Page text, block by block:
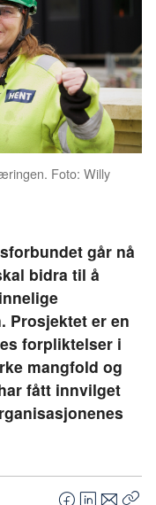
Foto: Willy
går nå
bidra til å
Prosjektet er en
forpliktelser i
mangfold og
fått innvilget